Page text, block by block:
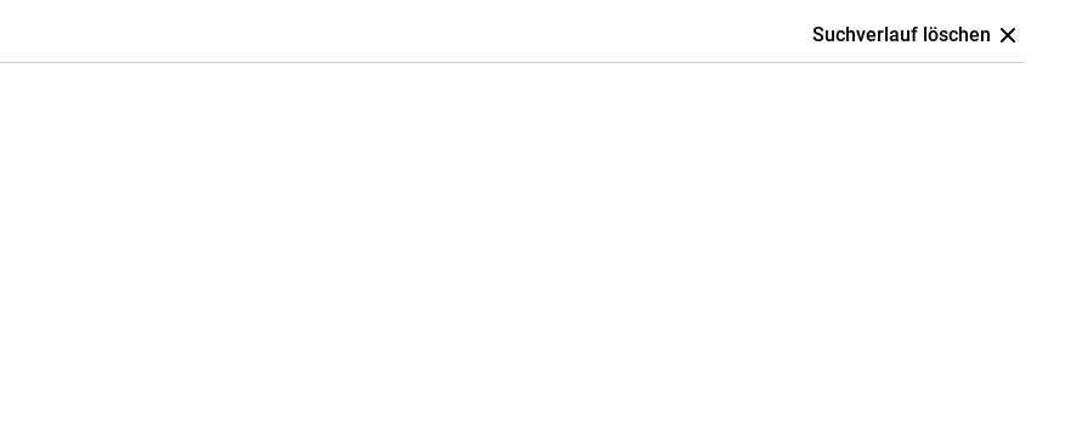
Die Bildwiederholfrequenz
Bildwiederholfrequenz
langen Textes nützlich ist.
Bildwiederholfrequenz
flüssige Bilder bei Spielen
beträgt 2600 nits, was mehr als
können Sie den Touchscreen
sich um einen 6,3-Zoll-
5. Auch dieses Display
zwischen 1 Hz und
Telefons verwenden. Es
zu machen, ohne das Handy
faltbaren Telefon mit
Suchverlauf löschen